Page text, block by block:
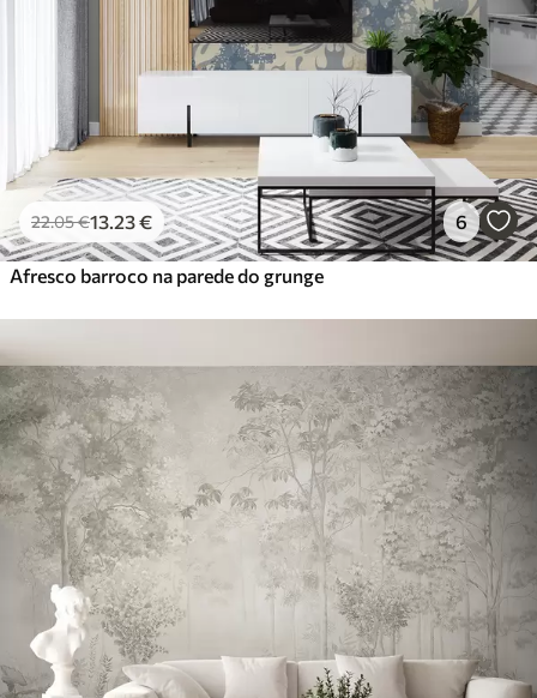
22.05€13.23€ 6
Afresco barroco na parede do grunge